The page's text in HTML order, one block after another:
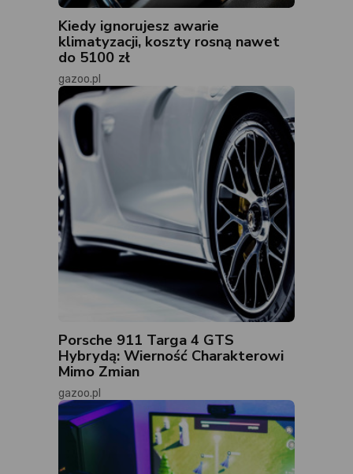
Kiedy ignorujesz awarie
klimatyzacji, koszty rosną nawet
do 5100 zł
gazoo.pl
Porsche 911 Targa 4 GTS
Hybrydą: Wierność Charakterowi
Mimo Zmian
gazoo.pl